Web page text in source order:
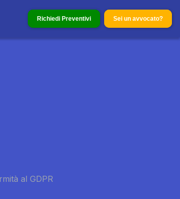
Richiedi Preventivi Sei un avvocato?